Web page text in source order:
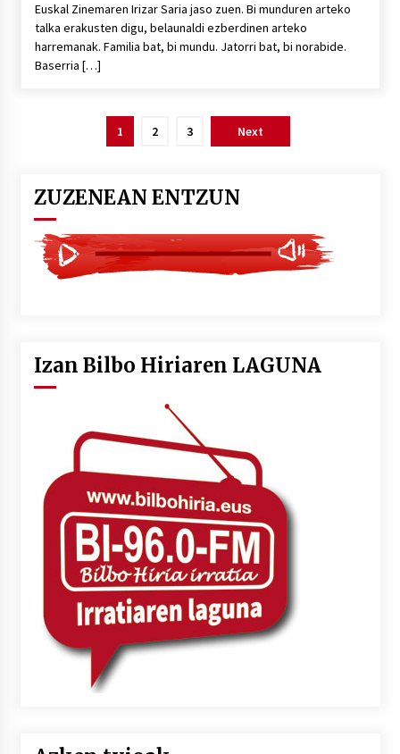
Euskal Zinemaren Irizar Saria jaso zuen. Bi munduren arteko
talka erakusten digu, belaunaldi ezberdinen arteko
harremanak. Familia bat, bi mundu. Jatorri bat, bi norabide.
Baserria […]
1 2 3 Next
ZUZENEAN ENTZUN
Izan Bilbo Hiriaren LAGUNA